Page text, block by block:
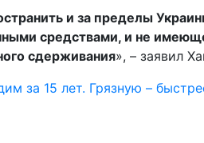
и за пределы
средствами, и не
сдерживания», – заявил
за 15 лет. Грязную –